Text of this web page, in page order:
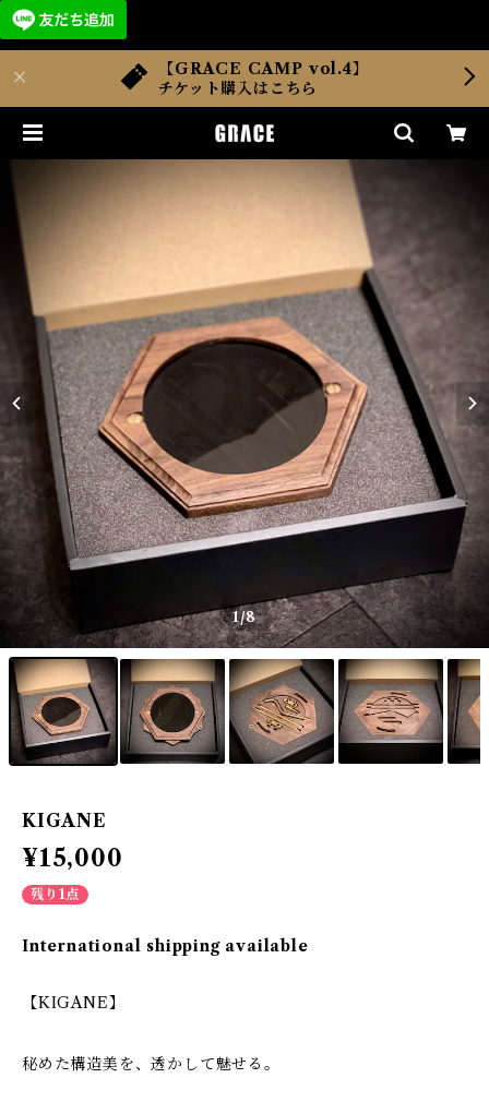
【GRACE CAMP vol.4】
チケット購入はこちら
1/8
KIGANE
¥15,000
残り1点
International shipping available
【KIGANE】
秘めた構造美を、透かして魅せる。